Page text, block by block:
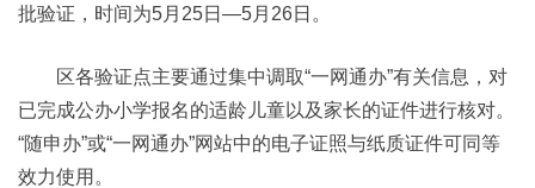
批验证，时间为5月25日—5月26日。
区各验证点主要通过集中调取“一网通办”有关信息，对
已完成公办小学报名的适龄儿童以及家长的证件进行核对。
“随申办”或“一网通办”网站中的电子证照与纸质证件可同等
效力使用。